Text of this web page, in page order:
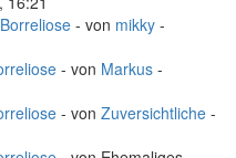
- von mikky -
- von Markus -
- von Zuversichtliche -